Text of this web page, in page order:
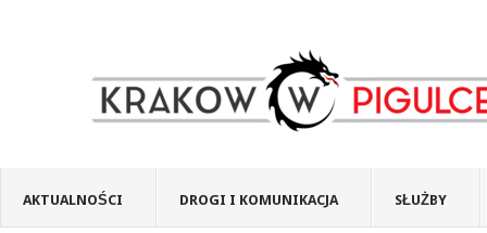
AKTUALNOŚCI DROGI I KOMUNIKACJA SŁUŻBY